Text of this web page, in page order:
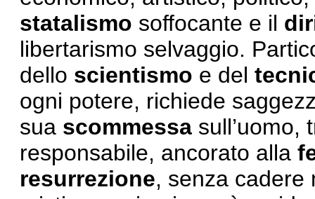
statalismo soffocante e il
libertarismo selvaggio.
dello scientismo e del
ogni potere, richiede
sua scommessa
responsabile, ancorato alla
resurrezione, senza cadere